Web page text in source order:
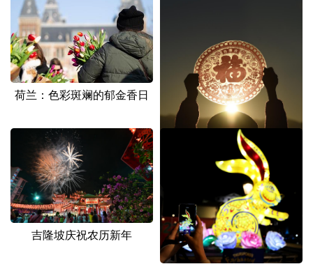
荷兰：色彩斑斓的郁金香日
新华全媒+丨镜头里的中国
年：兔年第一天的中国
吉隆坡庆祝农历新年